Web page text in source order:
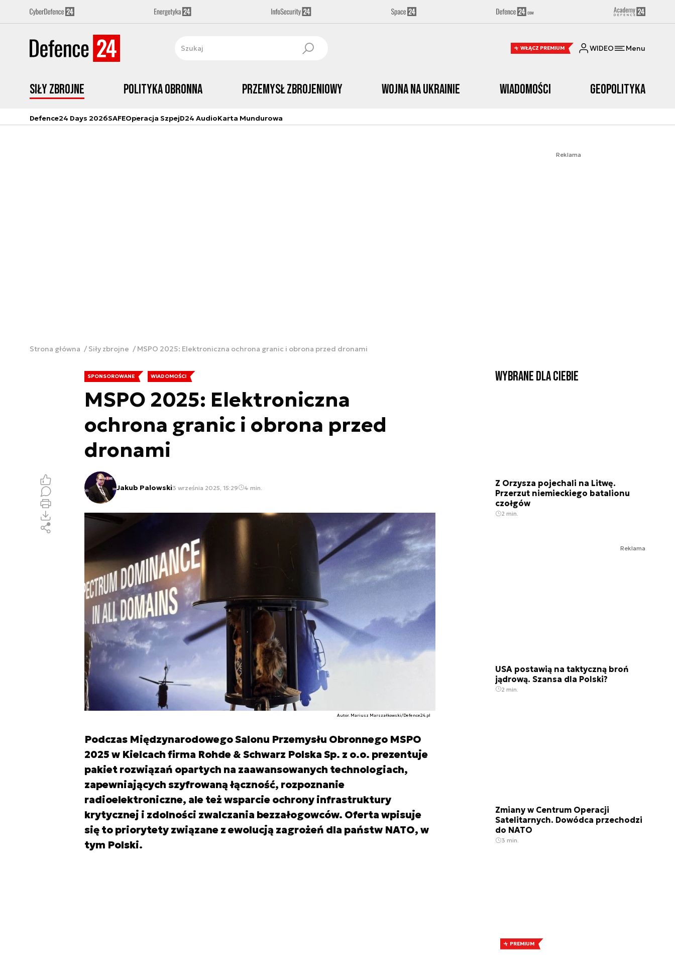
WŁĄCZ PREMIUM WIDEO Menu
Siły zbrojne Polityka obronna Przemysł Zbrojeniowy Wojna na Ukrainie Wiadomości Geopolityka
Defence24 Days 2026SAFEOperacja SzpejD24 AudioKarta Mundurowa
Reklama
Strona główna Siły zbrojne MSPO 2025: Elektroniczna ochrona granic i obrona przed dronami
SPONSOROWANE WIADOMOŚCI
MSPO 2025: Elektroniczna
ochrona granic i obrona przed
dronami
Jakub Palowski3 września 2025, 15:29 4 min.
Autor. Mariusz Marszałkowski/Defence24.pl
Podczas Międzynarodowego Salonu Przemysłu Obronnego MSPO
2025 w Kielcach firma Rohde & Schwarz Polska Sp. z o.o. prezentuje
pakiet rozwiązań opartych na zaawansowanych technologiach,
zapewniających szyfrowaną łączność, rozpoznanie
radioelektroniczne, ale też wsparcie ochrony infrastruktury
krytycznej i zdolności zwalczania bezzałogowców. Oferta wpisuje
się to priorytety związane z ewolucją zagrożeń dla państw NATO, w
tym Polski.
Wybrane dla Ciebie
Z Orzysza pojechali na Litwę.
Przerzut niemieckiego batalionu
czołgów
2 min.
Reklama
USA postawią na taktyczną broń
jądrową. Szansa dla Polski?
2 min.
Zmiany w Centrum Operacji
Satelitarnych. Dowódca przechodzi
do NATO
3 min.
PREMIUM